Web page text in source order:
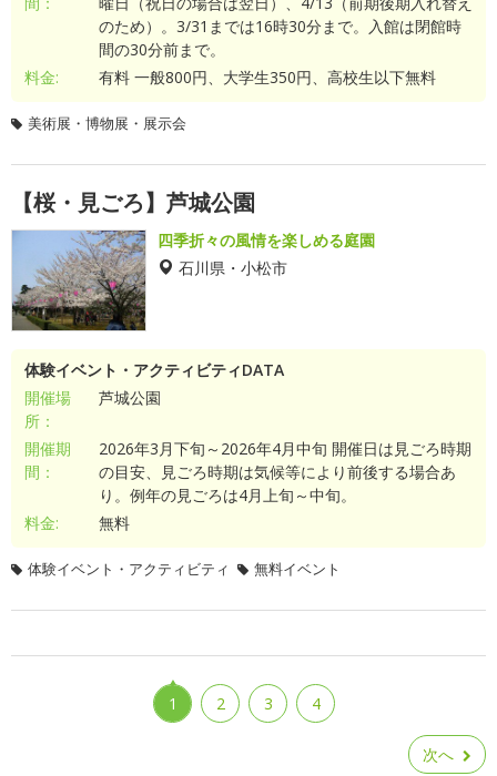
のため）。3/31までは16時30分まで。入館は閉館時
間の30分前まで。
料金:
有料 一般800円、大学生350円、高校生以下無料
美術展・博物展・展示会
【桜・見ごろ】芦城公園
四季折々の風情を楽しめる庭園
石川県・小松市
体験イベント・アクティビティDATA
開催場
所：
芦城公園
開催期
間：
2026年3月下旬～2026年4月中旬 開催日は見ごろ時期
の目安、見ごろ時期は気候等により前後する場合あ
り。例年の見ごろは4月上旬～中旬。
料金:
無料
体験イベント・アクティビティ 無料イベント
1 2 3 4
次へ